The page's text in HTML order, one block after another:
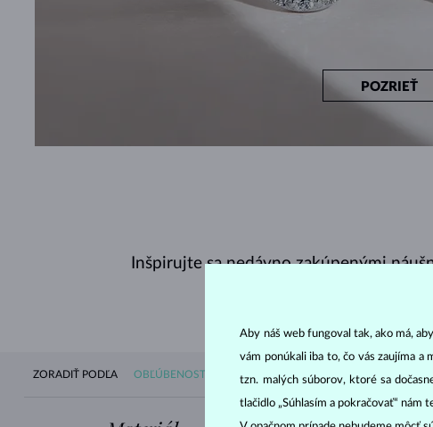
POZRIEŤ
Inšpirujte sa nedávno zakúpenými
ZORADIŤ PODĽA OBĽÚBENOSTI DOSTUPNOSTI NOVINIEK CENY
Aby náš web fungoval tak, ako má,
vám ponúkali iba to, čo vás zaujíma
tzn. malých súborov, ktoré sa
tlačidlo „Súhlasím a pokračovať“ nám